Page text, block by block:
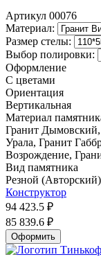
Артикул 00076
Материал:
Размер стелы:
Выбор полировки:
Оформление
С цветами
Ориентация
Вертикальная
Материал
Гранит Дымовский,
Урала, Гранит
Возрождение,
Вид памятника
Резной (Авторский)
Конструктор
94 423.5 ₽
85 839.6 ₽
Оформить